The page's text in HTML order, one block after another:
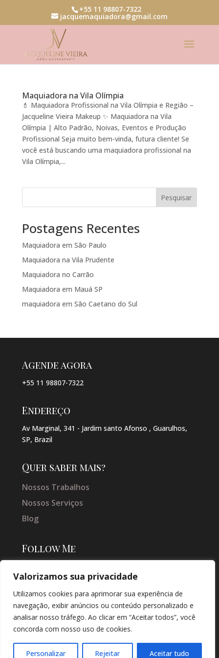
Valorizamos sua privacidade
Utilizamos cookies para aprimorar sua experiência de
navegação, exibir anúncios ou conteúdo personalizado e
analisar nosso tráfego. Ao clicar em “Aceitar todos”, você
concorda com nosso uso de cookies.
Personalizar Rejeitar Aceitar tudo
+55 11 98807-7322
jacquemaquiadora@gmail.com
Maquiadora na Vila Olímpia
💄 Maquiadora Profissional na Vila Olímpia e Região –
Jacqueline Vieira Makeup ✨ Maquiadora na Vila
Olímpia | Alto Padrão, Noivas, Eventos e Produção
Profissional Seja muito bem-vinda, futura cliente! Se
você está buscando uma maquiadora profissional na
Vila Olímpia,...
Pesquisar
Postagens Recentes
Maquiadora em São Paulo
Maquiadora na Vila Prudente
Maquiadora no Carrão
Maquiadora em Mauá SP
maquiadora em São Caetano do Sul
Agende agora
+55 11 98807-7322
Endereço
Av Marginal, 341 - Jardim santo Afonso , Guarulhos,
SP, Brazil
Quer saber mais?
Nossos Trabalhos
Nossos Serviços
Blog
Follow Me
SOLUÇÕES DIGITAIS |
CRIAÇÃO DE SITES